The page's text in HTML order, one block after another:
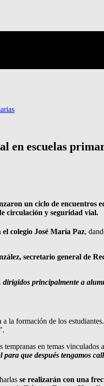
en escuelas
un ciclo de encuentros
circulación y seguridad vial.
colegio José María Paz,
secretario general de
dirigidos principalmente a
formación de los
.
tempranas en temas vinculados
que después tengamos
se realizarán con una